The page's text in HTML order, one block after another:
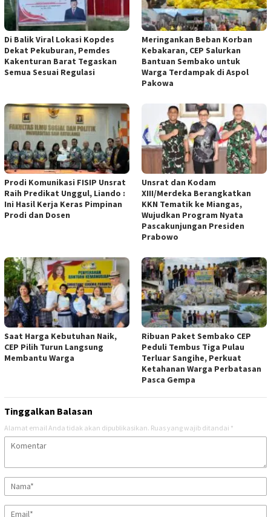
Di Balik Viral Lokasi Kopdes
Dekat Pekuburan, Pemdes
Kakenturan Barat Tegaskan
Semua Sesuai Regulasi
Meringankan Beban Korban
Kebakaran, CEP Salurkan
Bantuan Sembako untuk
Warga Terdampak di Aspol
Pakowa
Prodi Komunikasi FISIP Unsrat
Raih Predikat Unggul, Liando :
Ini Hasil Kerja Keras Pimpinan
Prodi dan Dosen
Unsrat dan Kodam
XIII/Merdeka Berangkatkan
KKN Tematik ke Miangas,
Wujudkan Program Nyata
Pascakunjungan Presiden
Prabowo
Saat Harga Kebutuhan Naik,
CEP Pilih Turun Langsung
Membantu Warga
Ribuan Paket Sembako CEP
Peduli Tembus Tiga Pulau
Terluar Sangihe, Perkuat
Ketahanan Warga Perbatasan
Pasca Gempa
Tinggalkan Balasan
Alamat email Anda tidak akan dipublikasikan. Ruas yang wajib ditandai *